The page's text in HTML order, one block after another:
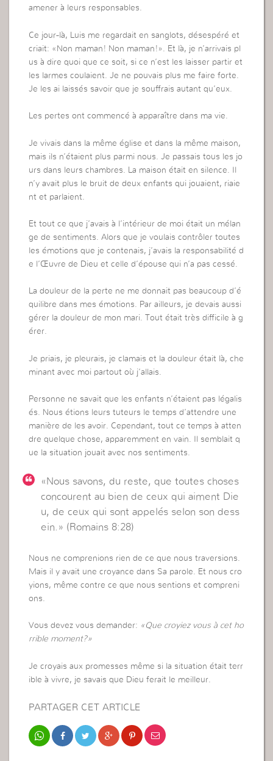
amener à leurs responsables.
Ce jour-là, Luis me regardait en sanglots, désespéré et
criait: «Non maman! Non maman!». Et là, je n’arrivais pl
us à dire quoi que ce soit, si ce n’est les laisser partir et
les larmes coulaient. Je ne pouvais plus me faire forte.
Je les ai laissés savoir que je souffrais autant qu’eux.
Les pertes ont commencé à apparaître dans ma vie.
Je vivais dans la même église et dans la même maison,
mais ils n’étaient plus parmi nous. Je passais tous les jo
urs dans leurs chambres. La maison était en silence. Il
n’y avait plus le bruit de deux enfants qui jouaient, riaie
nt et parlaient.
Et tout ce que j’avais à l’intérieur de moi était un mélan
ge de sentiments. Alors que je voulais contrôler toutes
les émotions que je contenais, j’avais la responsabilité d
e l’Œuvre de Dieu et celle d’épouse qui n’a pas cessé.
La douleur de la perte ne me donnait pas beaucoup d’é
quilibre dans mes émotions. Par ailleurs, je devais aussi
gérer la douleur de mon mari. Tout était très difficile à g
érer.
Je priais, je pleurais, je clamais et la douleur était là, che
minant avec moi partout où j’allais.
Personne ne savait que les enfants n’étaient pas légalis
és. Nous étions leurs tuteurs le temps d’attendre une
manière de les avoir. Cependant, tout ce temps à atten
dre quelque chose, apparemment en vain. Il semblait q
ue la situation jouait avec nos sentiments.
«Nous savons, du reste, que toutes choses
concourent au bien de ceux qui aiment Die
u, de ceux qui sont appelés selon son dess
ein.» (Romains 8:28)
Nous ne comprenions rien de ce que nous traversions.
Mais il y avait une croyance dans Sa parole. Et nous cro
yions, même contre ce que nous sentions et compreni
ons.
Vous devez vous demander: «Que croyiez vous à cet ho
rrible moment?»
Je croyais aux promesses même si la situation était terr
ible à vivre, je savais que Dieu ferait le meilleur.
PARTAGER CET ARTICLE